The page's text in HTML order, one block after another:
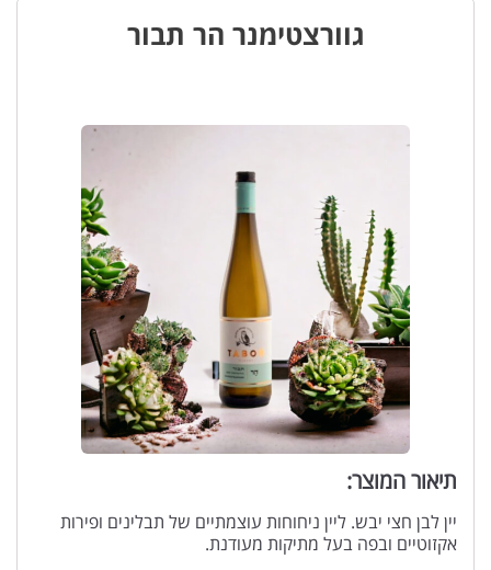
גוורצטימנר הר תבור
תיאור המוצר:
יין לבן חצי יבש. ליין ניחוחות עוצמתיים של תבלינים ופירות
אקזוטיים ובפה בעל מתיקות מעודנת.